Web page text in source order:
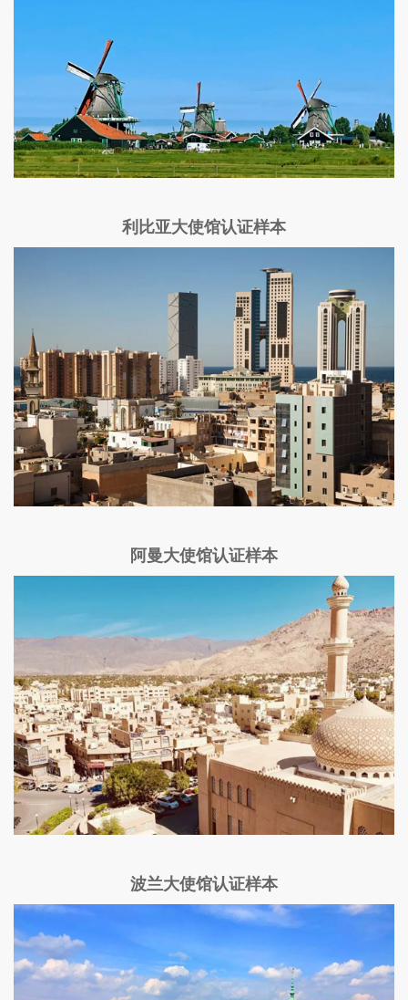
利比亚大使馆认证样本
阿曼大使馆认证样本
波兰大使馆认证样本